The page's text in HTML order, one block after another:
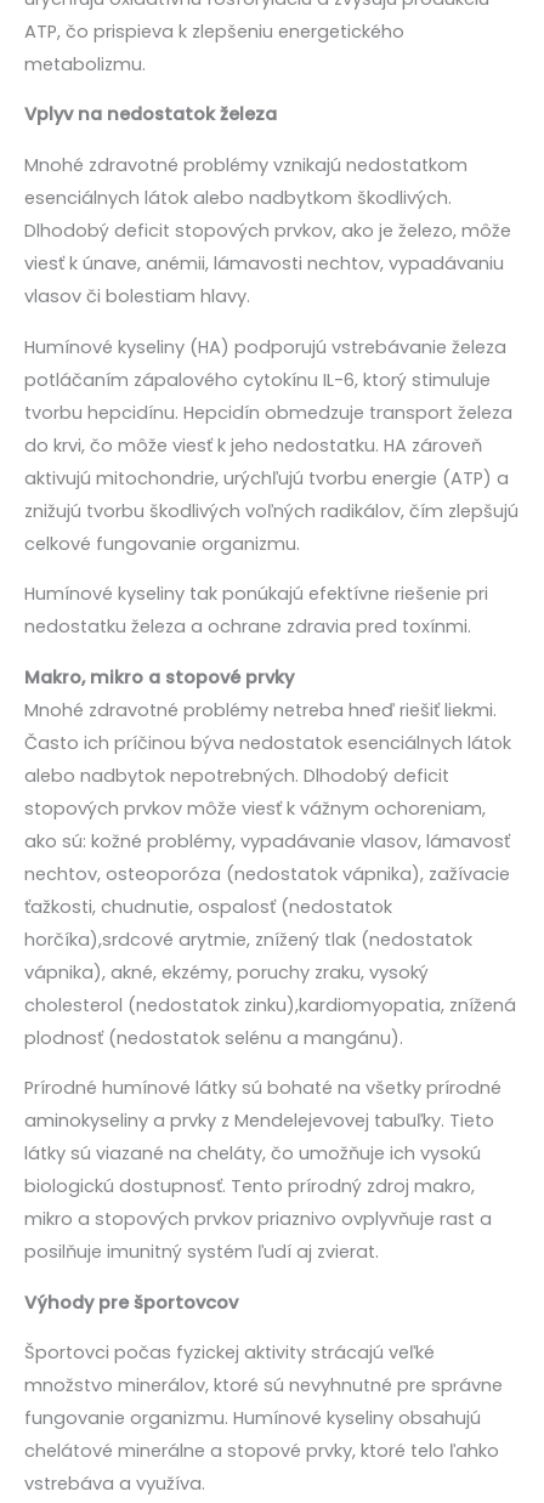
ATP, čo prispieva k zlepšeniu energetického
metabolizmu.
Vplyv na nedostatok železa
Mnohé zdravotné problémy vznikajú nedostatkom
esenciálnych látok alebo nadbytkom škodlivých.
Dlhodobý deficit stopových prvkov, ako je železo, môže
viesť k únave, anémii, lámavosti nechtov, vypadávaniu
vlasov či bolestiam hlavy.
Humínové kyseliny (HA) podporujú vstrebávanie železa
potláčaním zápalového cytokínu IL-6, ktorý stimuluje
tvorbu hepcidínu. Hepcidín obmedzuje transport železa
do krvi, čo môže viesť k jeho nedostatku. HA zároveň
aktivujú mitochondrie, urýchľujú tvorbu energie (ATP) a
znižujú tvorbu škodlivých voľných radikálov, čím zlepšujú
celkové fungovanie organizmu.
Humínové kyseliny tak ponúkajú efektívne riešenie pri
nedostatku železa a ochrane zdravia pred toxínmi.
Makro, mikro a stopové prvky
Mnohé zdravotné problémy netreba hneď riešiť liekmi.
Často ich príčinou býva nedostatok esenciálnych látok
alebo nadbytok nepotrebných. Dlhodobý deficit
stopových prvkov môže viesť k vážnym ochoreniam,
ako sú: kožné problémy, vypadávanie vlasov, lámavosť
nechtov, osteoporóza (nedostatok vápnika), zažívacie
ťažkosti, chudnutie, ospalosť (nedostatok
horčíka),srdcové arytmie, znížený tlak (nedostatok
vápnika), akné, ekzémy, poruchy zraku, vysoký
cholesterol (nedostatok zinku),kardiomyopatia, znížená
plodnosť (nedostatok selénu a mangánu).
Prírodné humínové látky sú bohaté na všetky prírodné
aminokyseliny a prvky z Mendelejevovej tabuľky. Tieto
látky sú viazané na cheláty, čo umožňuje ich vysokú
biologickú dostupnosť. Tento prírodný zdroj makro,
mikro a stopových prvkov priaznivo ovplyvňuje rast a
posilňuje imunitný systém ľudí aj zvierat.
Výhody pre športovcov
Športovci počas fyzickej aktivity strácajú veľké
množstvo minerálov, ktoré sú nevyhnutné pre správne
fungovanie organizmu. Humínové kyseliny obsahujú
chelátové minerálne a stopové prvky, ktoré telo ľahko
vstrebáva a využíva.